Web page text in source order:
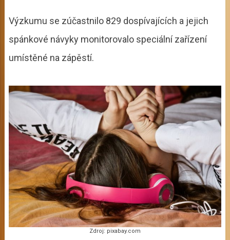
Výzkumu se zúčastnilo 829 dospívajících a jejich
spánkové návyky monitorovalo speciální zařízení
umístěné na zápěstí.
Zdroj: pixabay.com